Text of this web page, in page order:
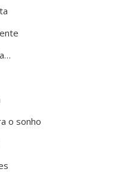
o sonho